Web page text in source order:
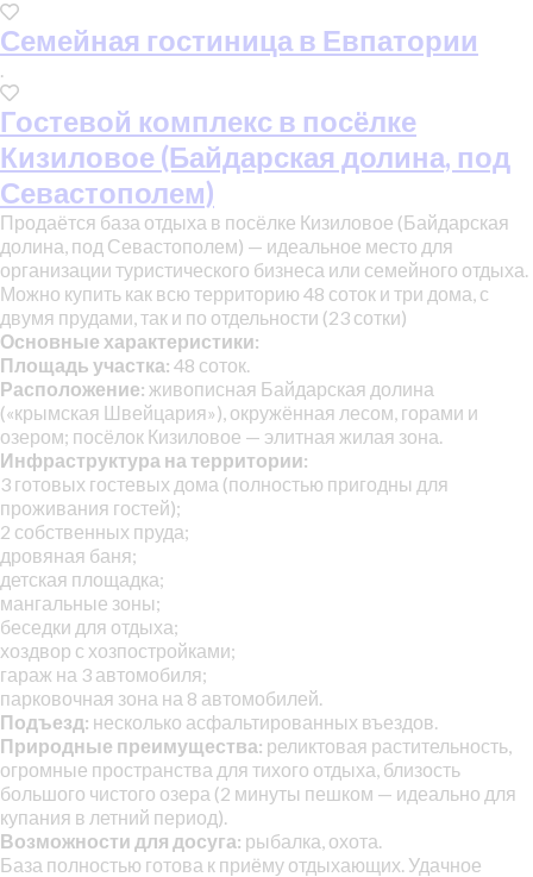
Семейная гостиница в Евпатории
.
Гостевой комплекс в посёлке
Кизиловое (Байдарская долина, под
Севастополем)
Продаётся база отдыха в посёлке Кизиловое (Байдарская
долина, под Севастополем) — идеальное место для
организации туристического бизнеса или семейного отдыха.
Можно купить как всю территорию 48 соток и три дома, с
двумя прудами, так и по отдельности (23 сотки)
Основные характеристики:
Площадь участка: 48 соток.
Расположение: живописная Байдарская долина
(«крымская Швейцария»), окружённая лесом, горами и
озером; посёлок Кизиловое — элитная жилая зона.
Инфраструктура на территории:
3 готовых гостевых дома (полностью пригодны для
проживания гостей);
2 собственных пруда;
дровяная баня;
детская площадка;
мангальные зоны;
беседки для отдыха;
хоздвор с хозпостройками;
гараж на 3 автомобиля;
парковочная зона на 8 автомобилей.
Подъезд: несколько асфальтированных въездов.
Природные преимущества: реликтовая растительность,
огромные пространства для тихого отдыха, близость
большого чистого озера (2 минуты пешком — идеально для
купания в летний период).
Возможности для досуга: рыбалка, охота.
База полностью готова к приёму отдыхающих. Удачное